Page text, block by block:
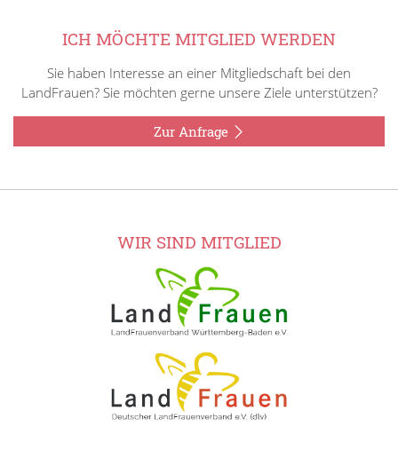
ICH MÖCHTE MITGLIED WERDEN
Sie haben Interesse an einer Mitgliedschaft bei den
LandFrauen? Sie möchten gerne unsere Ziele unterstützen?
Zur Anfrage
WIR SIND MITGLIED